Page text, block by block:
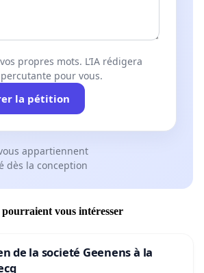
propres mots. L’IA rédigera
pour vous.
la pétition
appartiennent
dès la conception
vous intéresser
de la societé Geenens à la